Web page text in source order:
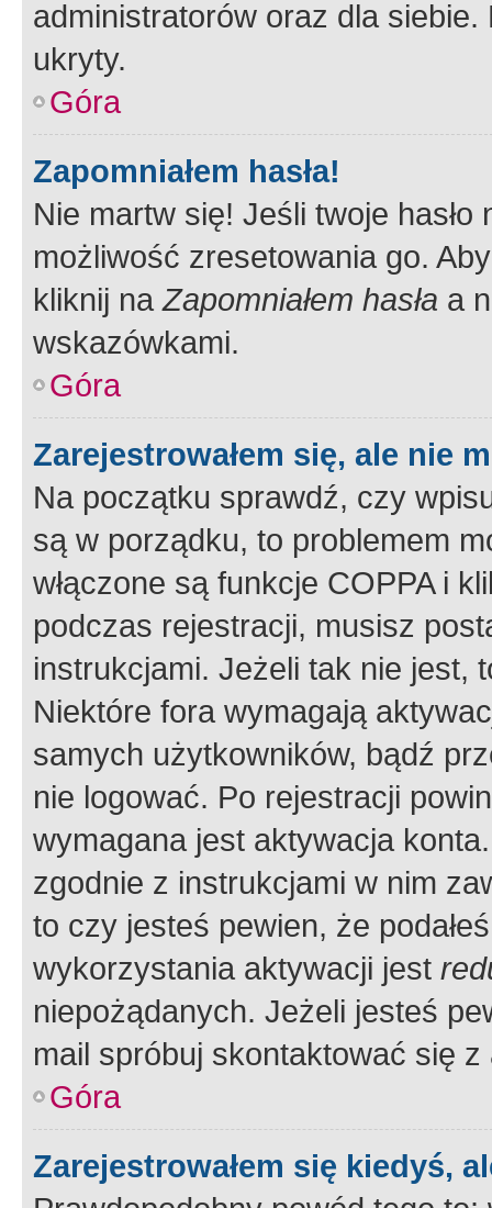
administratorów oraz dla
ukryty.
Góra
Zapomniałem hasła!
Nie martw się! Jeśli twoje
możliwość zresetowania go.
kliknij naZapomniałem hasła a
wskazówkami.
Góra
Zarejestrowałem się, ale nie
Na początku sprawdź, czy
są w porządku, to problemem
włączone są funkcje COPPA i
podczas rejestracji, musisz
instrukcjami. Jeżeli tak nie jest,
Niektóre fora wymagają
samych użytkowników, bądź
nie logować. Po rejestracji
wymagana jest aktywacja
zgodnie z instrukcjami w nim
to czy jesteś pewien, że
wykorzystania aktywacji jest
niepożądanych. Jeżeli jesteś
mail spróbuj skontaktować się
Góra
Zarejestrowałem się kiedyś,